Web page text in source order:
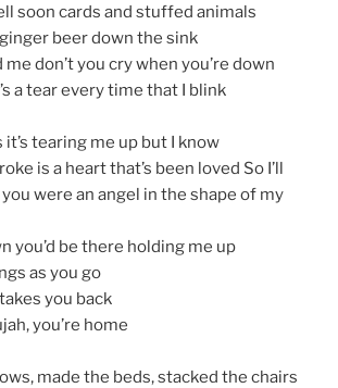
soon cards and stuffed animals
beer down the sink
don’t you cry when you’re down
a tear every time that I blink
it’s tearing me up but I know
is a heart that’s been loved So I’ll
were an angel in the shape of my
you’d be there holding me up
as you go
you back
you’re home
made the beds, stacked the chairs